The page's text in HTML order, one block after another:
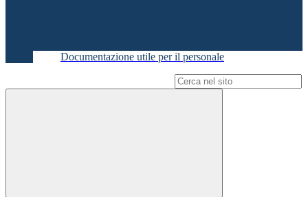
Documentazione utile per il personale